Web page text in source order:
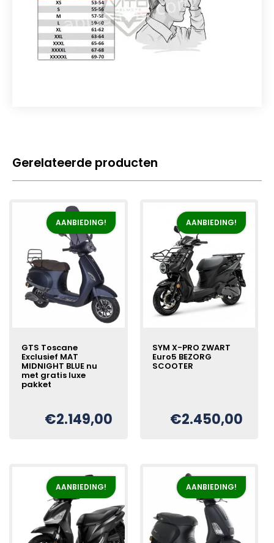
Gerelateerde producten
AANBIEDING!
GTS Toscane
Exclusief MAT
MIDNIGHT BLUE nu
met gratis luxe
pakket
Oorspronkelijke
€2.149,00
Huidige
AANBIEDING!
SYM X-PRO ZWART
Euro5 BEZORG
SCOOTER
prijs
was:
€2.450,00
prijs
is:
AANBIEDING! AANBIEDING!